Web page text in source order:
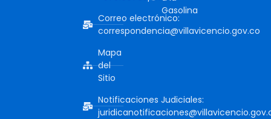
Correo electrónico:
correspondencia@villavicencio.gov.co
Mapa
del
Sitio
Notificaciones Judiciales:
Gasolina